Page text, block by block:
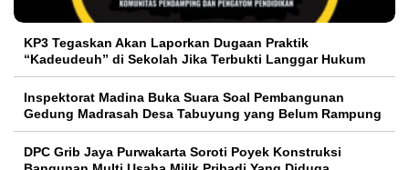
KP3 Tegaskan Akan Laporkan Dugaan Praktik
“Kadeudeuh” di Sekolah Jika Terbukti Langgar Hukum
Inspektorat Madina Buka Suara Soal Pembangunan
Gedung Madrasah Desa Tabuyung yang Belum Rampung
DPC Grib Jaya Purwakarta Soroti Poyek Konstruksi